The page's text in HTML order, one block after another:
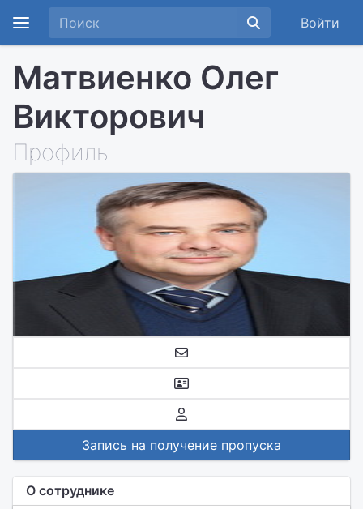
Войти
Матвиенко Олег
Викторович
Профиль
Запись на получение пропуска
О сотруднике